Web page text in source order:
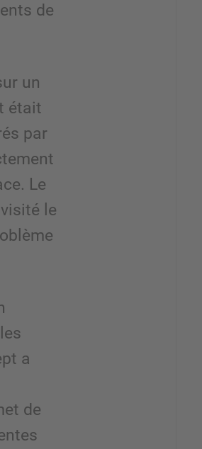
de
un
était
par
Le
le
a
de